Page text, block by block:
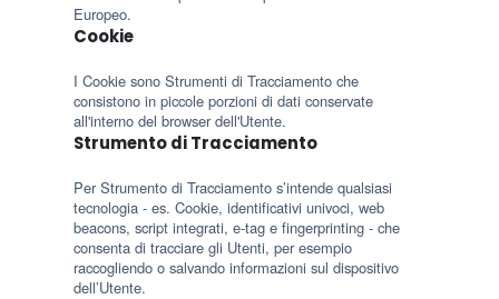
Europeo.
Cookie
I Cookie sono Strumenti di Tracciamento che
consistono in piccole porzioni di dati conservate
all'interno del browser dell'Utente.
Strumento di Tracciamento
Per Strumento di Tracciamento s’intende qualsiasi
tecnologia - es. Cookie, identificativi univoci, web
beacons, script integrati, e-tag e fingerprinting - che
consenta di tracciare gli Utenti, per esempio
raccogliendo o salvando informazioni sul dispositivo
dell’Utente.